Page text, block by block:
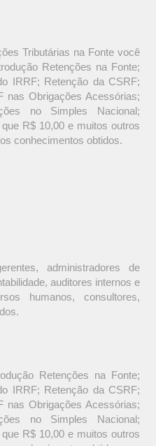
Tributárias na Fonte você
Retenções na Fonte;
IRRF; Retenção da CSRF;
nas Obrigações Acessórias;
no Simples Nacional;
R$ 10,00 e muitos outros
conhecimentos obtidos.
administradores de
auditores internos e
humanos, consultores,
Retenções na Fonte;
IRRF; Retenção da CSRF;
nas Obrigações Acessórias;
no Simples Nacional;
R$ 10,00 e muitos outros